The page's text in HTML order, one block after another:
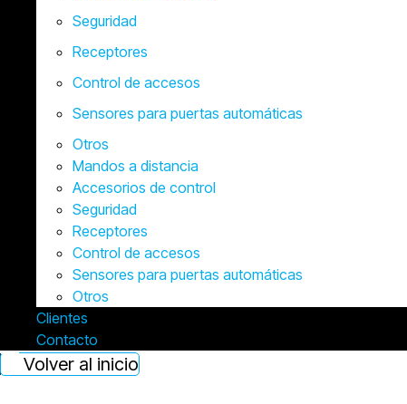
Seguridad
Receptores
Control de accesos
Sensores para puertas automáticas
Otros
Mandos a distancia
Accesorios de control
Seguridad
Receptores
Control de accesos
Sensores para puertas automáticas
Otros
Clientes
Contacto
Volver al inicio